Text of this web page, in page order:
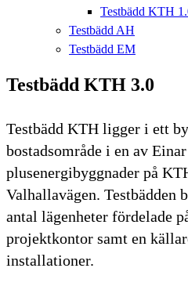
Testbädd KTH
Testbädd AH
Testbädd EM
Testbädd KTH 3.0
Testbädd KTH ligger i ett
bostadsområde i en av
plusenergibyggnader på
Valhallavägen. Testbädden
antal lägenheter fördelade
projektkontor samt en
installationer.